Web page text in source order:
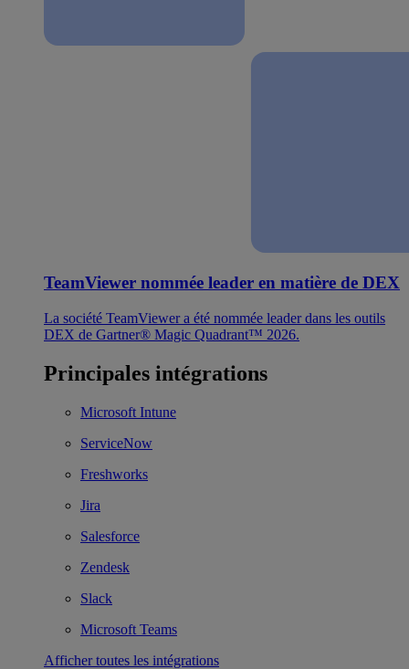
TeamViewer nommée leader en matière de DEX
La société TeamViewer a été nommée leader dans les outils
DEX de Gartner® Magic Quadrant™ 2026.
Principales intégrations
Microsoft Intune
ServiceNow
Freshworks
Jira
Salesforce
Zendesk
Slack
Microsoft Teams
Afficher toutes les intégrations